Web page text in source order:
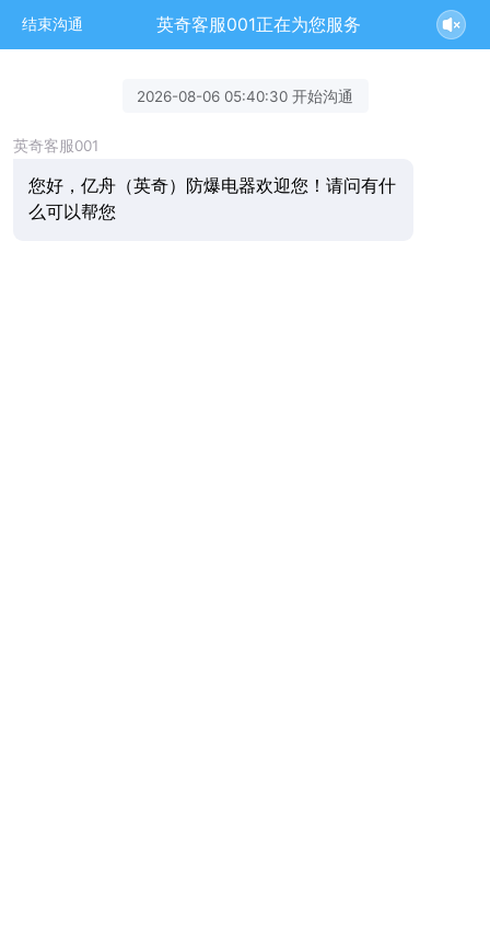
结束沟通 英奇客服001正在为您服务
2026-08-06 05:40:30 开始沟通
英奇客服001
您好，亿舟（英奇）防爆电器欢迎您！请问有什
么可以帮您